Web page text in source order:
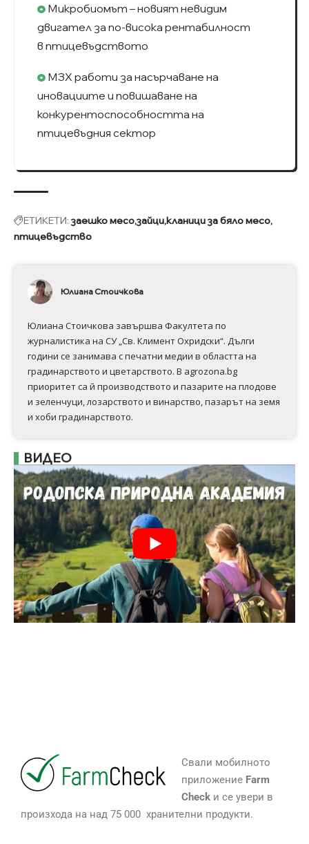
Микробиомът – новият невидим
двигател за по-висока рентабилност
в птицевъдството
МЗХ работи за насърчаване на
иновациите и повишаване на
конкурентоспособността на
птицевъдния сектор
ЕТИКЕТИ: заешко месозайцикланици за бяло месо
птицевъдство
Юлиана Стоичкова
Юлиана Стоичкова завършва Факултета по
журналистика на СУ „Св. Климент Охридски“. Дълги
години се занимава с печатни медии в областта на
градинарството и цветарството. В agrozona.bg
приоритет са й производството и пазарите на плодове
и зеленчуци, лозарството и винарство, пазарът на земя
и хоби градинарството.
ВИДЕО
Свали мобилното
приложение Farm
Checkи се увери в
произхода на над 75 000 хранителни продукти.